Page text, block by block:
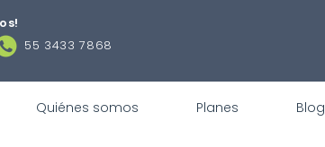
!
55 3433 7868
Quiénes somos Planes Blog